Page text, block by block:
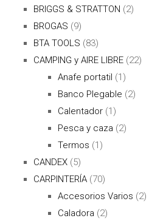
BRIGGS & STRATTON (2)
BROGAS (9)
BTA TOOLS (83)
CAMPING y AIRE LIBRE (22)
Anafe portatil (1)
Banco Plegable (2)
Calentador (1)
Pesca y caza (2)
Termos (1)
CANDEX (5)
CARPINTERÍA (70)
Accesorios Varios (2)
Caladora (2)